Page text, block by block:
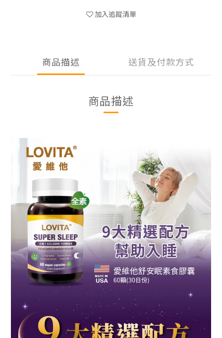
加入追蹤清單
商品描述 送貨及付款方式
商品描述